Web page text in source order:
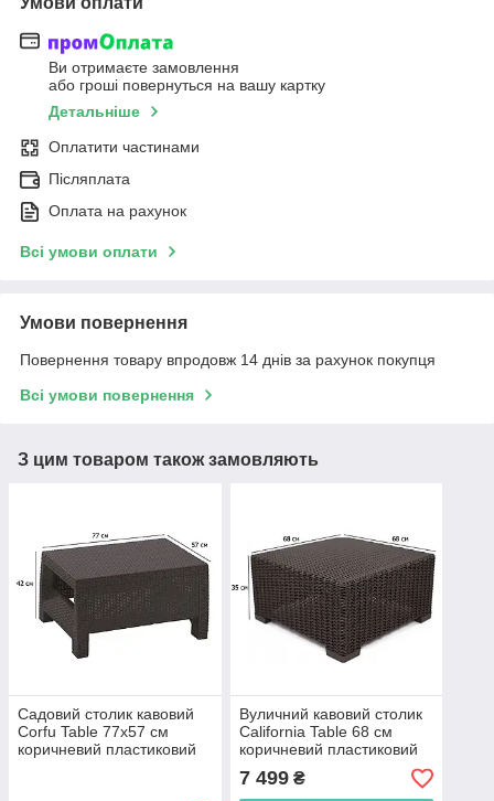
Ви отримаєте замовлення
або гроші повернуться на вашу картку
Детальніше
Оплатити частинами
Післяплата
Оплата на рахунок
Всі умови оплати
Умови повернення
Повернення товару впродовж 14 днів за рахунок покупця
Всі умови повернення
З цим товаром також замовляють
Садовий столик кавовий
Corfu Table 77х57 см
коричневий пластиковий
Вуличний кавовий столик
California Table 68 см
коричневий пластиковий
для саду
7 499₴